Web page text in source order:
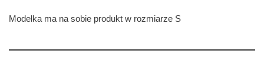
Modelka ma na sobie produkt w rozmiarze S